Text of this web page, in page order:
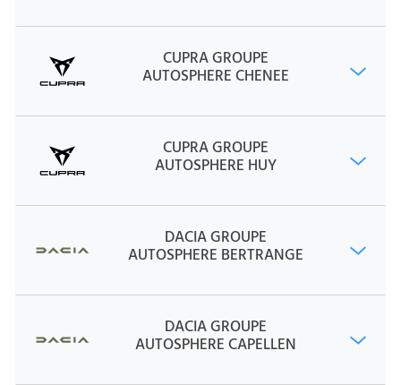
CUPRA GROUPE
AUTOSPHERE CHENEE
CUPRA GROUPE
AUTOSPHERE HUY
DACIA GROUPE
AUTOSPHERE BERTRANGE
DACIA GROUPE
AUTOSPHERE CAPELLEN